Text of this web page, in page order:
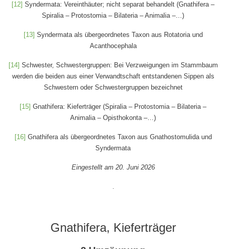
[12] Syndermata: Vereinthäuter; nicht separat behandelt (Gnathifera –
Spiralia – Protostomia – Bilateria – Animalia –…)
[13] Syndermata als übergeordnetes Taxon aus Rotatoria und
Acanthocephala
[14] Schwester, Schwestergruppen: Bei Verzweigungen im Stammbaum
werden die beiden aus einer Verwandtschaft entstandenen Sippen als
Schwestern oder Schwestergruppen bezeichnet
[15] Gnathifera: Kieferträger (Spiralia – Protostomia – Bilateria –
Animalia – Opisthokonta –…)
[16] Gnathifera als übergeordnetes Taxon aus Gnathostomulida und
Syndermata
Eingestellt am 20. Juni 2026
Gnathifera, Kieferträger